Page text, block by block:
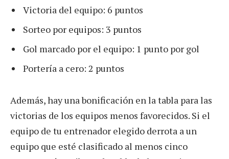
Victoria del equipo: 6 puntos
Sorteo por equipos: 3 puntos
Gol marcado por el equipo: 1 punto por gol
Portería a cero: 2 puntos
Además, hay una bonificación en la tabla para las
victorias de los equipos menos favorecidos. Si el
equipo de tu entrenador elegido derrota a un
equipo que esté clasificado al menos cinco